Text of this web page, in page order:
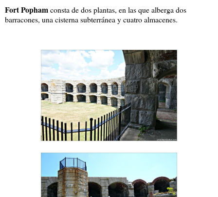
Fort Pophamconsta de dos plantas, en las que alberga dos
barracones, una cisterna subterránea y cuatro almacenes.